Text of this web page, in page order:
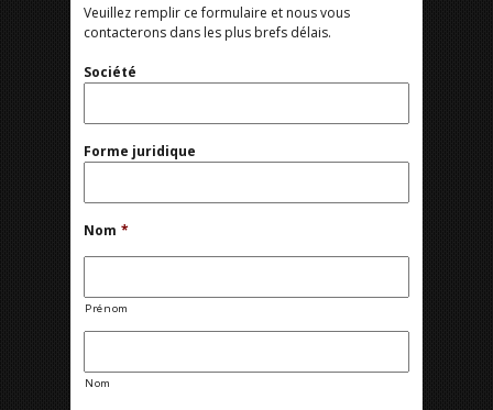
Veuillez remplir ce formulaire et nous vous
contacterons dans les plus brefs délais.
Société
Forme juridique
Nom *
Prénom
Nom